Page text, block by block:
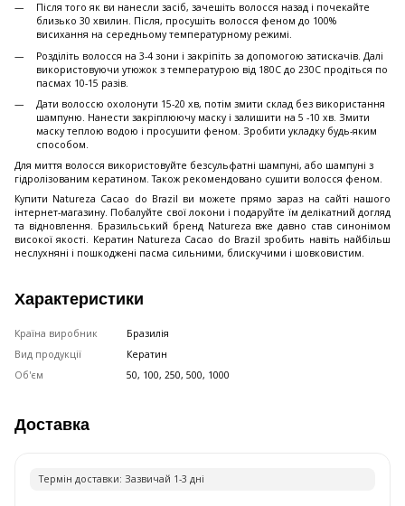
Після того як ви нанесли засіб, зачешіть волосся назад і почекайте
близько 30 хвилин. Після, просушіть волосся феном до 100%
висихання на середньому температурному режимі.
Розділіть волосся на 3-4 зони і закріпіть за допомогою затискачів. Далі
використовуючи утюжок з температурою від 180С до 230С продіться по
пасмах 10-15 разів.
Дати волоссю охолонути 15-20 хв, потім змити склад без використання
шампуню. Нанести закріплюючу маску і залишити на 5 -10 хв. Змити
маску теплою водою і просушити феном. Зробити укладку будь-яким
способом.
Для миття волосся використовуйте безсульфатні шампуні, або шампуні з
гідролізованим кератином. Також рекомендовано сушити волосся феном.
Купити Natureza Cacao do Brazil ви можете прямо зараз на сайті нашого
інтернет-магазину. Побалуйте свої локони і подаруйте їм делікатний догляд
та відновлення. Бразильський бренд Natureza вже давно став синонімом
високої якості. Кератин Natureza Cacao do Brazil зробить навіть найбільш
неслухняні і пошкоджені пасма сильними, блискучими і шовковистим.
Характеристики
Країна виробник
Бразилія
Вид продукції
Кератин
Об'єм
50, 100, 250, 500, 1000
Доставка
Термiн доставки: Зазвичай 1-3 днi